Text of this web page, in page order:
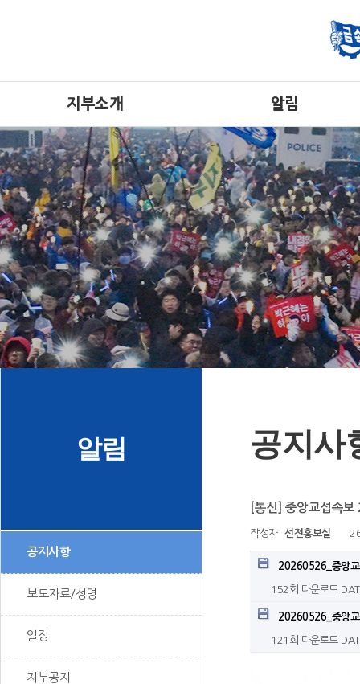
지부소개 알림
알림
공지사항
보도자료/성명
일정
지부공지
공지사
[통신] 중앙교섭속
작성자 선전홍보실
20260526_중앙
152회 다운로드
20260526_중앙
121회 다운로드